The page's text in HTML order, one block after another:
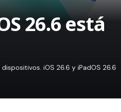
26.6 está
iOS 26.6 y iPadOS 26.6